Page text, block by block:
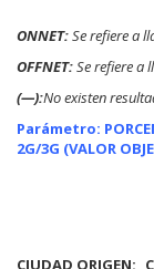
ONNET:Se refiere a
OFFNET:Se refiere a
(—):No existen
Parámetro:
2G/3G (VALOR
CIUDAD ORIGEN: